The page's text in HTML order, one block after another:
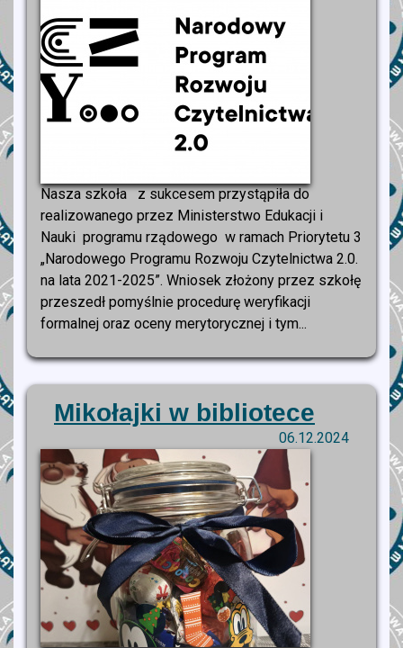
Nasza szkoła z sukcesem przystąpiła do
realizowanego przez Ministerstwo Edukacji i
Nauki programu rządowego w ramach Priorytetu 3
„Narodowego Programu Rozwoju Czytelnictwa 2.0.
na lata 2021-2025”. Wniosek złożony przez szkołę
przeszedł pomyślnie procedurę weryfikacji
formalnej oraz oceny merytorycznej i tym...
Mikołajki w bibliotece
06.12.2024